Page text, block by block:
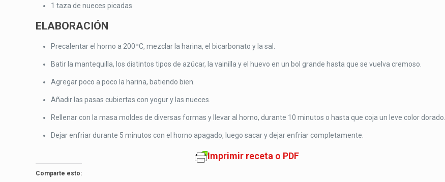
1 taza de nueces picadas
ELABORACIÓN
Precalentar el horno a 200ºC, mezclar la harina, el bicarbonato y la sal.
Batir la mantequilla, los distintos tipos de azúcar, la vainilla y el huevo en un bol grande hasta que se vuelva cremoso.
Agregar poco a poco la harina, batiendo bien.
Añadir las pasas cubiertas con yogur y las nueces.
Rellenar con la masa moldes de diversas formas y llevar al horno, durante 10 minutos o hasta que coja un leve color dorado.
Dejar enfriar durante 5 minutos con el horno apagado, luego sacar y dejar enfriar completamente.
Imprimir receta o PDF
Comparte esto: